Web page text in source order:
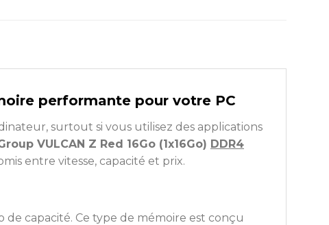
performante pour votre PC
surtout si vous utilisez des applications
VULCAN Z Red 16Go (1x16Go) DDR4
entre vitesse, capacité et prix.
capacité. Ce type de mémoire est conçu